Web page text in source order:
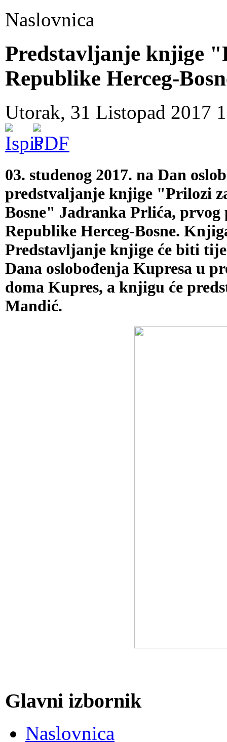
Naslovnica
Predstavljanje knjige
Republike Herceg-
Utorak, 31 Listopad 2017
03. studenog 2017. na Dan
predstvaljanje knjige "Prilozi
Bosne" Jadranka Prlića,
Republike Herceg-Bosne.
Predstavljanje knjige će biti
Dana oslobođenja Kupresa u
doma Kupres, a knjigu će
Mandić.
Glavni izbornik
Naslovnica